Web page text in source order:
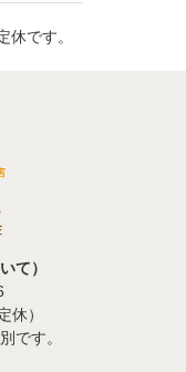
です。
て）
休）
です。